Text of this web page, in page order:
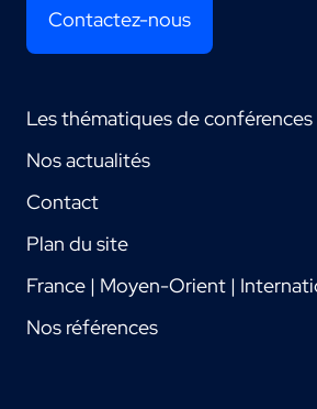
Contactez-nous
Les thématiques de conférences
Nos actualités
Contact
Plan du site
France | Moyen-Orient |
Nos références